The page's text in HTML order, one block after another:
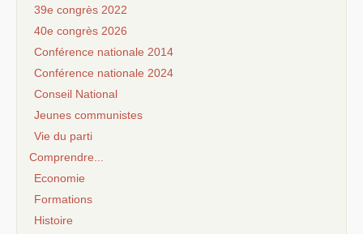
39e congrès 2022
40e congrès 2026
Conférence nationale 2014
Conférence nationale 2024
Conseil National
Jeunes communistes
Vie du parti
Comprendre...
Economie
Formations
Histoire